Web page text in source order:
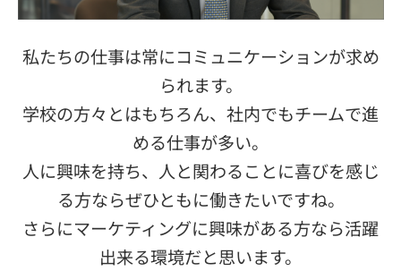
私たちの仕事は常にコミュニケーションが求め
られます。
学校の方々とはもちろん、社内でもチームで進
める仕事が多い。
人に興味を持ち、人と関わることに喜びを感じ
る方ならぜひともに働きたいですね。
さらにマーケティングに興味がある方なら活躍
出来る環境だと思います。